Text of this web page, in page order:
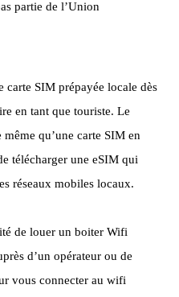
partie de l’Union
carte SIM prépayée locale dès
en tant que touriste. Le
qu’une carte SIM en
télécharger une eSIM qui
réseaux mobiles locaux.
de louer un boiter Wifi
d’un opérateur ou de
vous connecter au wifi